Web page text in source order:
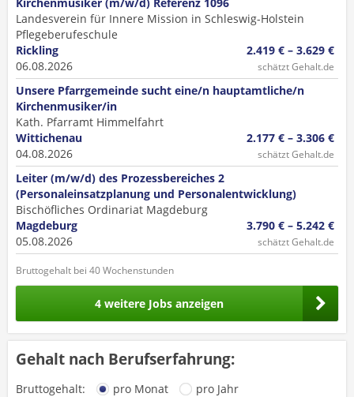
Landesverein für Innere Mission in Schleswig-Holstein
Pflegeberufeschule
Rickling
06.08.2026
2.419 € – 3.629 €
schätzt Gehalt.de
Unsere Pfarrgemeinde sucht eine/n hauptamtliche/n
Kirchenmusiker/in
Kath. Pfarramt Himmelfahrt
Wittichenau
04.08.2026
2.177 € – 3.306 €
schätzt Gehalt.de
Leiter (m/w/d) des Prozessbereiches 2
(Personaleinsatzplanung und Personalentwicklung)
Bischöfliches Ordinariat Magdeburg
Magdeburg
05.08.2026
3.790 € – 5.242 €
schätzt Gehalt.de
Bruttogehalt bei 40 Wochenstunden
4 weitere Jobs anzeigen
Gehalt nach Berufserfahrung:
Bruttogehalt: pro Monat
pro Jahr